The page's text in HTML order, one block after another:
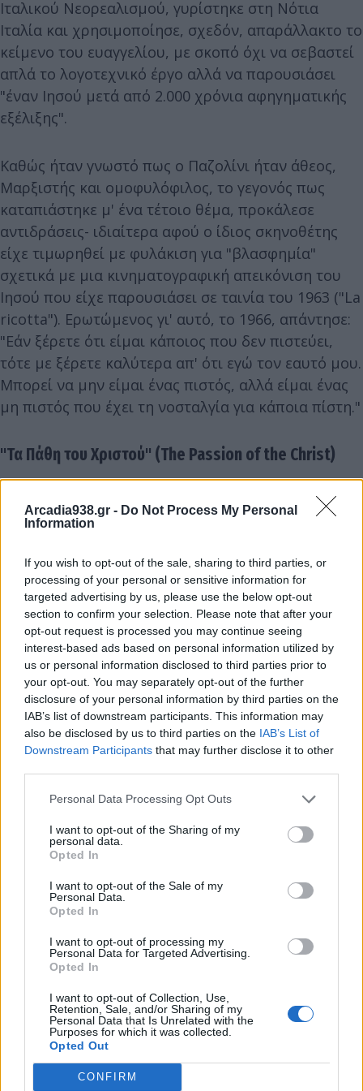
Arcadia938.gr - Do Not Process My Personal
Information
If you wish to opt-out of the sale, sharing to third parties, or
processing of your personal or sensitive information for
targeted advertising by us, please use the below opt-out
section to confirm your selection. Please note that after your
opt-out request is processed you may continue seeing
interest-based ads based on personal information utilized by
us or personal information disclosed to third parties prior to
your opt-out. You may separately opt-out of the further
disclosure of your personal information by third parties on the
IAB’s list of downstream participants. This information may
also be disclosed by us to third parties on the IAB’s List of
Downstream Participants that may further disclose it to other
Personal Data Processing Opt Outs
I want to opt-out of the Sharing of my
personal data.
Opted In
I want to opt-out of the Sale of my
Personal Data.
Opted In
I want to opt-out of processing my
Personal Data for Targeted Advertising.
Opted In
I want to opt-out of Collection, Use,
Retention, Sale, and/or Sharing of my
Personal Data that Is Unrelated with the
Purposes for which it was collected.
Opted Out
CONFIRM
Ιταλικού Νεορεαλισμού, γυρίστηκε στη Νότια
Ιταλία και χρησιμοποίησε, σχεδόν, απαράλλακτο το
κείμενο του ευαγγελίου, με σκοπό όχι να σεβαστεί
απλά το λογοτεχνικό έργο αλλά να παρουσιάσει
"έναν Ιησού μετά από 2.000 χρόνια αφηγηματικής
εξέλιξης".
Καθώς ήταν γνωστό πως ο Παζολίνι ήταν άθεος,
Μαρξιστής και ομοφυλόφιλος, το γεγονός πως
καταπιάστηκε μ' ένα τέτοιο θέμα, προκάλεσε
αντιδράσεις- ιδιαίτερα αφού ο ίδιος σκηνοθέτης
είχε τιμωρηθεί με φυλάκιση για "βλασφημία"
σχετικά με μια κινηματογραφική απεικόνιση του
Ιησού που είχε παρουσιάσει σε ταινία του 1963 ("La
ricotta"). Ερωτώμενος γι' αυτό, το 1966, απάντησε:
"Εάν ξέρετε ότι είμαι κάποιος που δεν πιστεύει,
τότε με ξέρετε καλύτερα απ' ότι εγώ τον εαυτό μου.
Μπορεί να μην είμαι ένας πιστός, αλλά είμαι ένας
μη πιστός που έχει τη νοσταλγία για κάποια πίστη."
"Τα Πάθη του Χριστού" (The Passion of the Christ)
Kινηματογραφική ταινία του 2004, σε σκηνοθεσία
Μελ Γκίμπσον, με τον Τζιμ Καβίζελ στον επώνυμο
ρόλο.
Η ταινία αφηγείται τις τελευταίες δώδεκα ώρες
στην Αραμαϊκή (ανακατασκευασμένη), Εβραϊκή και
Λατινική γλώσσα. Προκάλεσε ποικίλες αντιδράσεις,
άλλοτε θετικές και άλλοτε αρνητικές, δεδομένων
και των αντισημιτικών απόψεων που έχει εκφράσει
Ωστόσο, διαθέτει, σίγουρα, πολλές αρετές και
κατόρθωσε να είναι η ταινία- με τη συγκεκριμένη
θεματολογία- που συγκέντρωσε τις περισσότερες
εισπράξεις από οιαδήποτε άλλη. Σύμφωνα με
πληροφορίες, ετοιμάζεται η συνέχειά της (sequel).